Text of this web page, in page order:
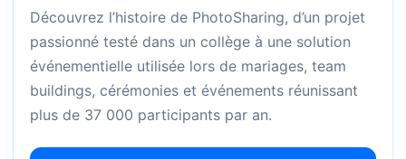
Découvrez l’histoire de PhotoSharing, d’un projet
passionné testé dans un collège à une solution
événementielle utilisée lors de mariages, team
buildings, cérémonies et événements réunissant
plus de 37 000 participants par an.